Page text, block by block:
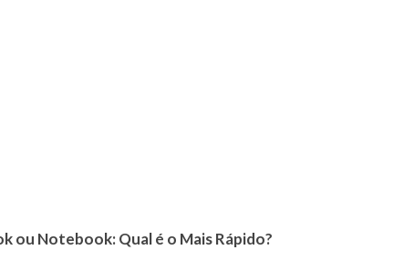
ou Notebook: Qual é o Mais Rápido?